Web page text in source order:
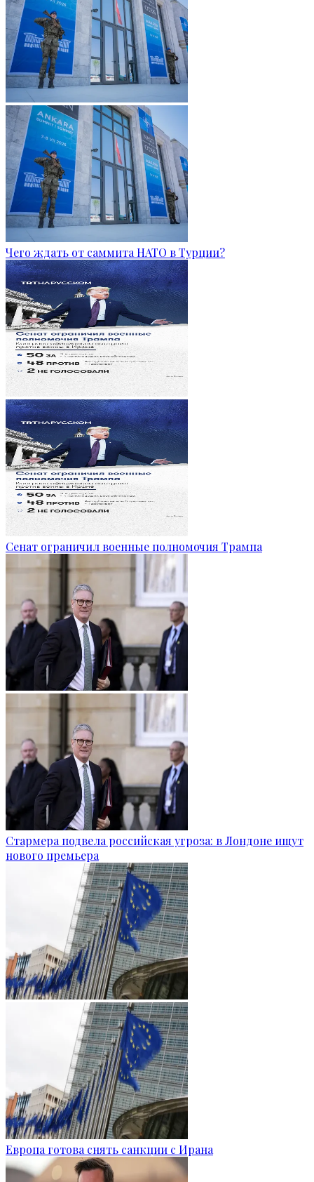
Чего ждать от саммита НАТО в Турции?
Сенат ограничил военные полномочия Трампа
Стармера подвела российская угроза: в Лондоне ищут
нового премьера
Европа готова снять санкции с Ирана